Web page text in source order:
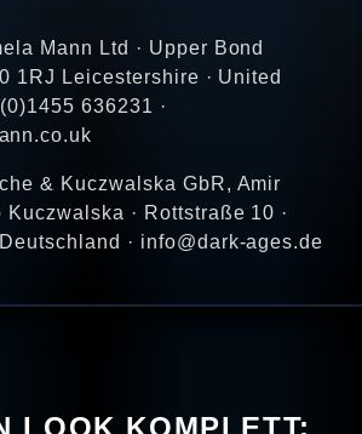
Mann Ltd · Upper Bond
1RJ Leicestershire · United
636231 ·
& Kuczwalska GbR, Amir
· Rottstraße 10 ·
· info@dark-ages.de